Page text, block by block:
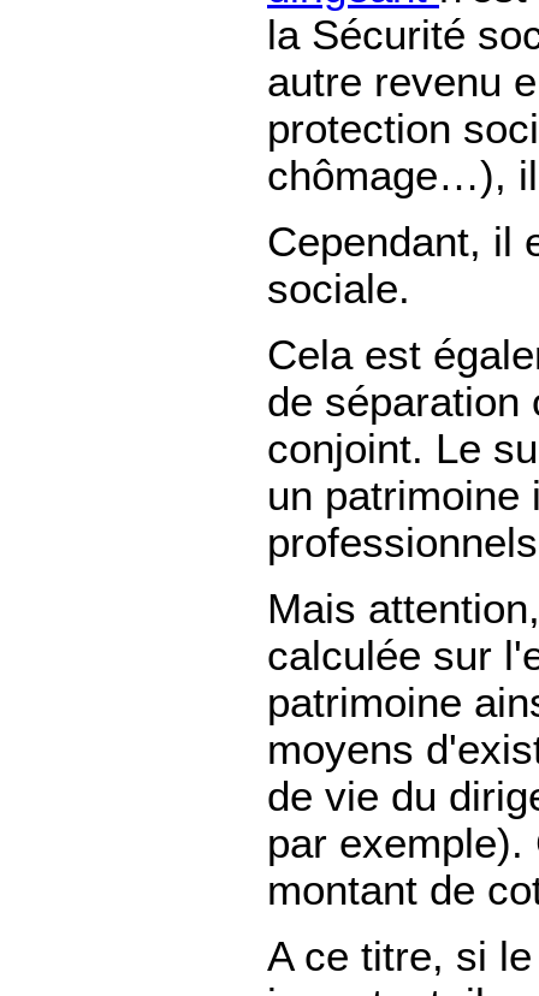
la Sécurité
autre revenu
protection
chômage…),
Cependant, il
sociale.
Cela est
de séparation
conjoint. Le
un patrimoine
Mais
calculée sur
patrimoine
moyens
de vie du
par exemple).
montant de
A ce titre, si